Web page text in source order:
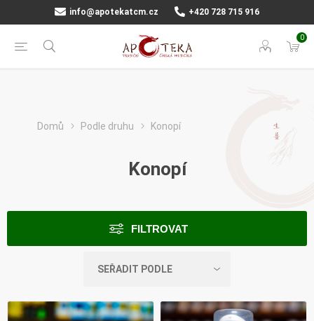
info@apotekatcm.cz +420 728 715 916
0
Domů Podle druhu Konopí
Konopí
FILTROVAT